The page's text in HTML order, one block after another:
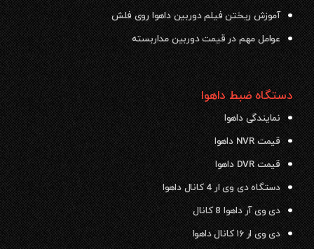
آموزش ریختن فیلم دوربین داهوا روی فلش
عوامل مهم در قیمت دوربین مداربسته
دستگاه ضبط داهوا
نمایندگی داهوا
قیمت NVR داهوا
قیمت DVR داهوا
دستگاه دی وی ار 4 کانال داهوا
دی وی آر داهوا 8 کانال
دی وی ار ۱۶ کانال داهوا